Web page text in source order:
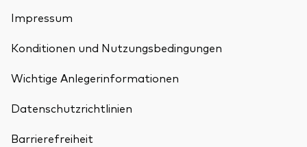
Impressum
Konditionen und Nutzungsbedingungen
Wichtige Anlegerinformationen
Datenschutzrichtlinien
Barrierefreiheit